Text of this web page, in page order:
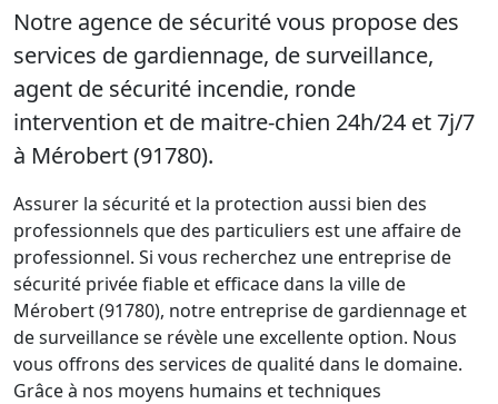
Notre agence de sécurité vous propose des
services de gardiennage, de surveillance,
agent de sécurité incendie, ronde
intervention et de maitre-chien 24h/24 et 7j/7
à Mérobert (91780).
Assurer la sécurité et la protection aussi bien des
professionnels que des particuliers est une affaire de
professionnel. Si vous recherchez une entreprise de
sécurité privée fiable et efficace dans la ville de
Mérobert (91780), notre entreprise de gardiennage et
de surveillance se révèle une excellente option. Nous
vous offrons des services de qualité dans le domaine.
Grâce à nos moyens humains et techniques